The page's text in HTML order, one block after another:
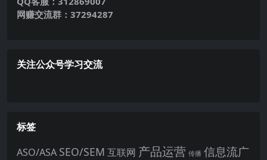
网赚交流群：37294287
关注公众号学习交流
标签
ASO/ASA SEO/SEM 互联网 产品运营 传播 信息流广